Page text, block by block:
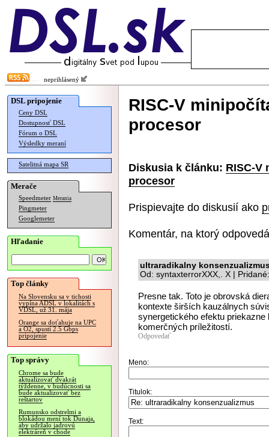
neprihlásený
DSL pripojenie
Ceny DSL
Dostupnosť DSL
Fórum o DSL
Výsledky meraní
Satelitná mapa SR
Merače
Speedmeter Merania
Pingmeter
Googlemeter
Hľadanie
Top články
Na Slovensku sa v tichosti
vypína ADSL v lokalitách s
VDSL, už 31. mája
Orange sa doťahuje na UPC
a O2, spustí 2.5 Gbps
pripojenie
Top správy
Chrome sa bude
aktualizovať dvakrát
týždenne, v budúcnosti sa
bude aktualizovať bez
reštartov
Rumunsko odstrelmi a
blokádou mení tok Dunaja,
aby udržalo jadrovú
elektráreň v chode
RISC-V
procesor
Diskusia k článku: RISC-V
procesor
Prispievajte do diskusií ako
Komentár, na ktorý
ultraradikalny
Od: syntaxterrorXXX,. X |
Presne tak. Toto je obrovská
kontexte širších kauzálnych
synergetického efektu
komerčných príležitostí.
Odpovedať
Meno:
Titulok:
Text: